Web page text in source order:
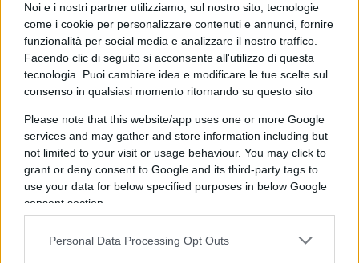
Noi e i nostri partner utilizziamo, sul nostro sito, tecnologie
come i cookie per personalizzare contenuti e annunci, fornire
funzionalità per social media e analizzare il nostro traffico.
Facendo clic di seguito si acconsente all'utilizzo di questa
tecnologia. Puoi cambiare idea e modificare le tue scelte sul
consenso in qualsiasi momento ritornando su questo sito
Please note that this website/app uses one or more Google
services and may gather and store information including but
not limited to your visit or usage behaviour. You may click to
grant or deny consent to Google and its third-party tags to
use your data for below specified purposes in below Google
consent section.
Personal Data Processing Opt Outs
fascisti e piccoli duce ovunque getti lo sguardo.
Ieri, ha addirittura detto a un giornale francese
che Giorgia Meloni e Fratelli d’Italia sono appunto
gli eredi di Mussolini e, in quanto tali, pericolosi
per l’Italia, l’Europa e – penso io – per l’umanità
intera…
Continua ascoltando il podcast di Alessandro
Sallusti del 28 settembre 2022